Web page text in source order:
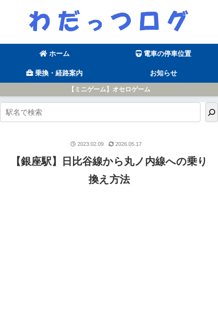
ホーム 電車の停車位置
乗換・経路案内 お知らせ
【ミニゲーム】オセロゲーム
【銀座駅】日比谷線から丸ノ内線への乗り
換え方法
2023.02.09 2026.05.17